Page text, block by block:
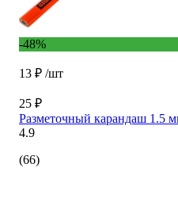
-48%
13 ₽ /шт
25 ₽
Разметочный карандаш 1.5
4.9
(66)